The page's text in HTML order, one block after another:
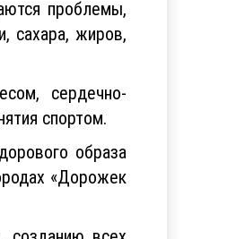
проблемы,
жиров,
сердечно-
спортом.
образа
«Дорожек